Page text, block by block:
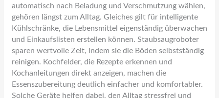
automatisch nach Beladung und Verschmutzung wählen,
gehören längst zum Alltag. Gleiches gilt für intelligente
Kühlschränke, die Lebensmittel eigenständig überwachen
und Einkaufslisten erstellen können. Staubsaugroboter
sparen wertvolle Zeit, indem sie die Böden selbstständig
reinigen. Kochfelder, die Rezepte erkennen und
Kochanleitungen direkt anzeigen, machen die
Essenszubereitung deutlich einfacher und komfortabler.
Solche Geräte helfen dabei, den Alltag stressfrei und